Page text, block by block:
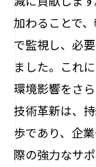
加わることで
で監視し、必
ました。これ
環境影響をさ
技術革新は、
歩であり、企
際の強力なサ